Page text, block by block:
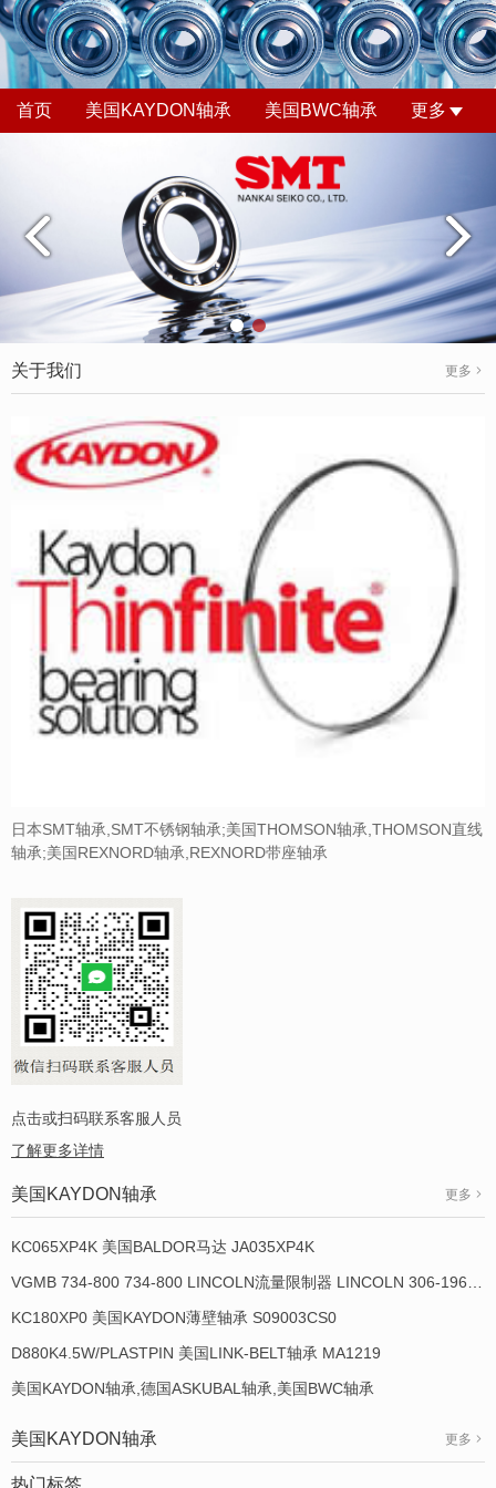
首页 美国KAYDON轴承 美国BWC轴承 更多
关于我们 更多
日本SMT轴承,SMT不锈钢轴承;美国THOMSON轴承,THOMSON直线
轴承;美国REXNORD轴承,REXNORD带座轴承
点击或扫码联系客服人员
了解更多详情
美国KAYDON轴承 更多
KC065XP4K 美国BALDOR马达 JA035XP4K
KC180XP0 美国KAYDON薄壁轴承 S09003CS0
D880K4.5W/PLASTPIN 美国LINK-BELT轴承 MA1219
美国KAYDON轴承,德国ASKUBAL轴承,美国BWC轴承
美国KAYDON轴承 更多
热门标签